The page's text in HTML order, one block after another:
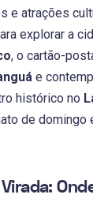
e atrações
explorar a
, o cartão-
e
histórico no
de domingo